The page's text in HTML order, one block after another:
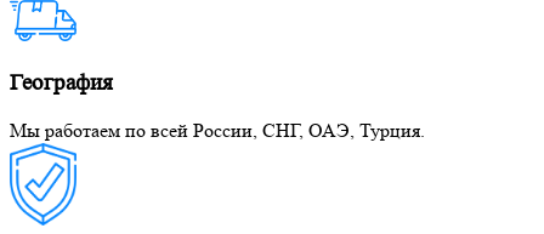
География
Мы работаем по всей России, СНГ, ОАЭ, Турция.